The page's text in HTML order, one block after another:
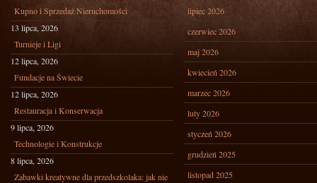
Kupno i Sprzedaż Nieruchomości
13 lipca, 2026
Turnieje i Ligi
12 lipca, 2026
Fundacje na Świecie
12 lipca, 2026
Restauracja i Konserwacja
9 lipca, 2026
Technologie i Konstrukcje
8 lipca, 2026
Zabawki kreatywne dla przedszkolaka: jak nie
lipiec 2026
czerwiec 2026
maj 2026
kwiecień 2026
marzec 2026
luty 2026
styczeń 2026
grudzień 2025
listopad 2025